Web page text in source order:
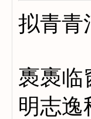
拟青青
褭褭临
明志逸